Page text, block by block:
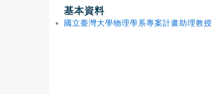
基本資料
國立臺灣大學物理學系專案計畫助理教授